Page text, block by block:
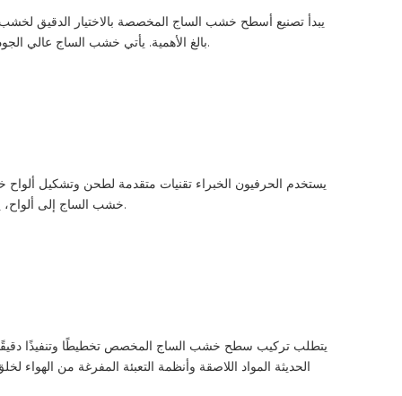
يبدأ تصنيع أسطح خشب الساج المخصصة بالاختيار الدقيق
بالغ الأهمية. يأتي خشب الساج عالي الجودة من الأشجار القديمة، والتي توفر كثافة فائقة ومحتوى زيتي. تضمن المصادر الأخلاقية الامتثال للوائح البيئية وتساهم في طول عمر وأداء التزيين.
يستخدم الحرفيون الخبراء تقنيات متقدمة لطحن وتشكيل
خشب الساج إلى ألواح، يليها التخطيط والصنفرة لتحقيق السُمك والنعومة المطلوبة. يضمن الاهتمام بالتفاصيل أثناء التصنيع أن المنتج النهائي يعزز وظائف وجماليات اليخت.
يتطلب تركيب سطح خشب الساج المخصص تخطيطًا وتنفيذًا دقيقًا.
الحديثة المواد اللاصقة وأنظمة التعبئة المفرغة من